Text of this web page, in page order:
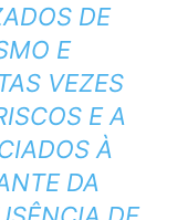
DE
E
VEZES
E A
À
DA